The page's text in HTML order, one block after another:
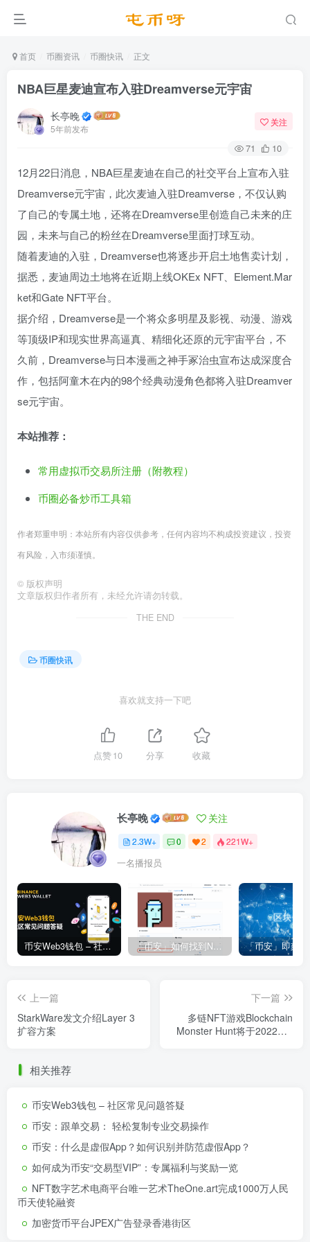
首页 币圈资讯 币圈快讯 正文
NBA巨星麦迪宣布入驻Dreamverse元宇宙
长亭晚
5年前发布
关注
71 10
12月22日消息，NBA巨星麦迪在自己的社交平台上宣布入驻
Dreamverse元宇宙，此次麦迪入驻Dreamverse，不仅认购
了自己的专属土地，还将在Dreamverse里创造自己未来的庄
园，未来与自己的粉丝在Dreamverse里面打球互动。
随着麦迪的入驻，Dreamverse也将逐步开启土地售卖计划，
据悉，麦迪周边土地将在近期上线OKEx NFT、Element.Mar
ket和Gate NFT平台。
据介绍，Dreamverse是一个将众多明星及影视、动漫、游戏
等顶级IP和现实世界高逼真、精细化还原的元宇宙平台，不
久前，Dreamverse与日本漫画之神手冢治虫宣布达成深度合
作，包括阿童木在内的98个经典动漫角色都将入驻Dreamver
se元宇宙。
本站推荐：
常用虚拟币交易所注册（附教程）
币圈必备炒币工具箱
作者郑重申明：本站所有内容仅供参考，任何内容均不构成投资建议，投资
有风险，入市须谨慎。
© 版权声明
文章版权归作者所有，未经允许请勿转载。
THE END
币圈快讯
喜欢就支持一下吧
点赞10 分享 收藏
长亭晚 关注
2.3W+ 0 2 221W+
一名播报员
币安Web3钱包 – 社区常见问题答疑 「币安」如何找到NFT合约地址？
上一篇
StarkWare发文介绍Layer 3
扩容方案
下一篇
多链NFT游戏Blockchain
Monster Hunt将于2022年1
相关推荐
币安Web3钱包 – 社区常见问题答疑
币安：跟单交易： 轻松复制专业交易操作
币安：什么是虚假App？如何识别并防范虚假App？
如何成为币安“交易型VIP”：专属福利与奖励一览
NFT数字艺术电商平台唯一艺术TheOne.art完成1000万人民
币天使轮融资
加密货币平台JPEX广告登录香港街区